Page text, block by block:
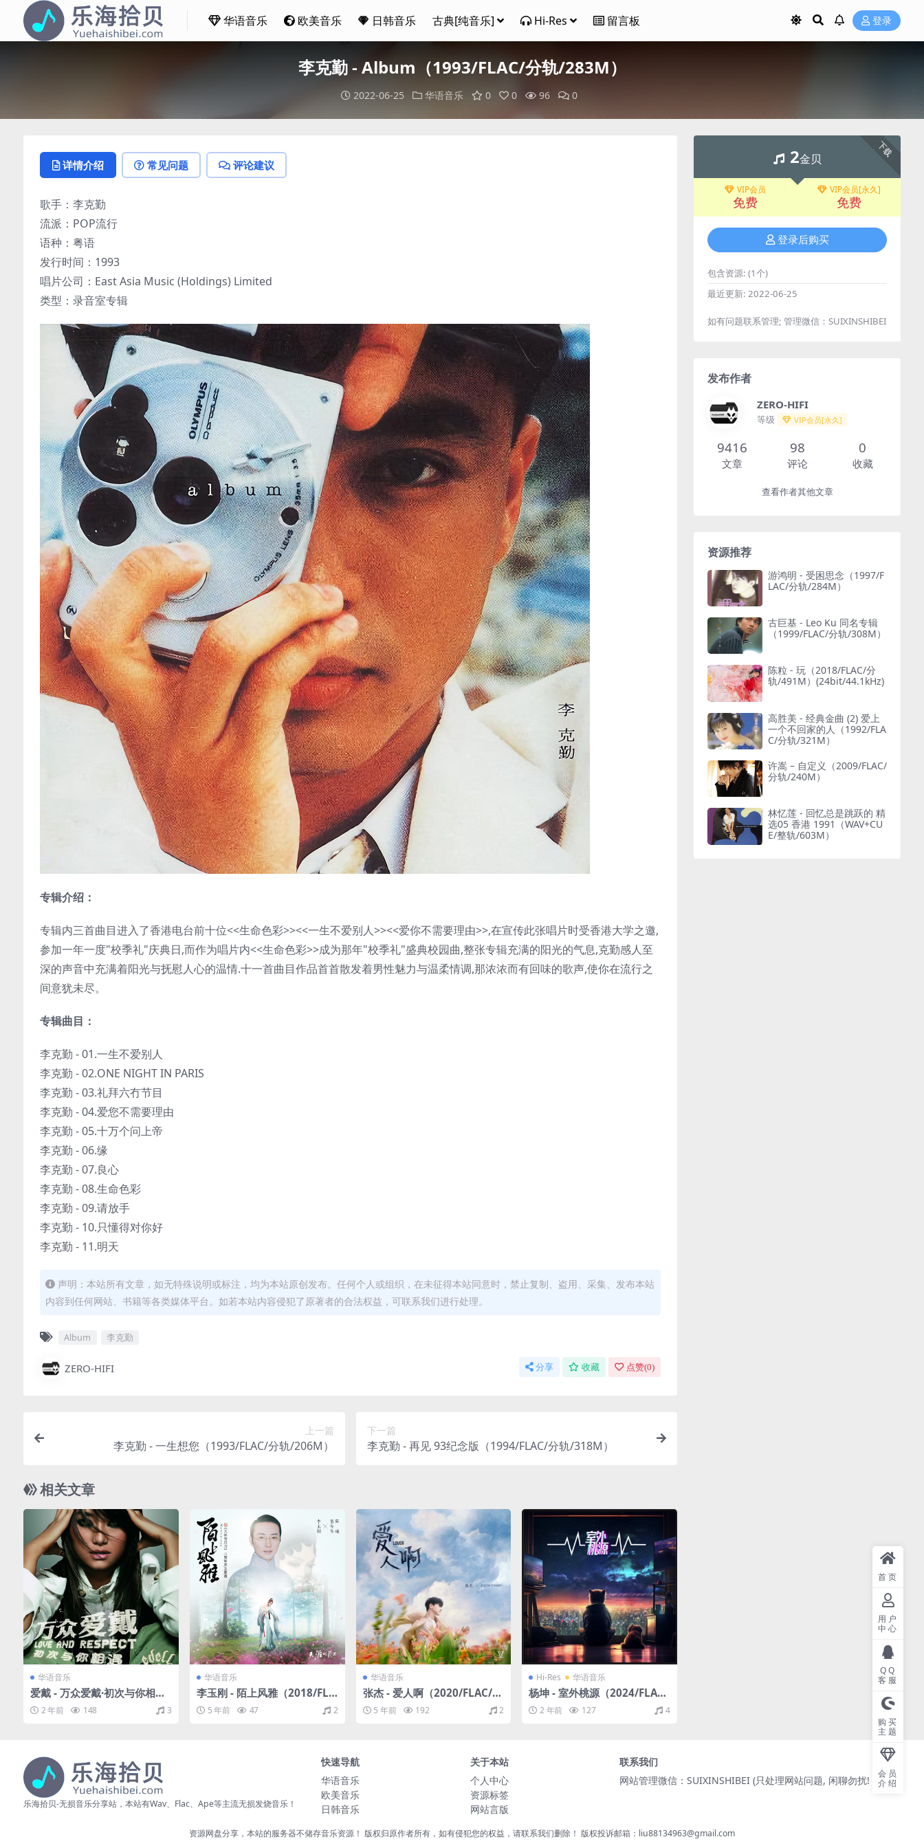
华语音乐 欧美音乐 日韩音乐 古典[纯音乐] Hi-Res 留言板 登录
李克勤 - Album（1993/FLAC/分轨/283M）
2022-06-25 华语音乐 0 0 96 0
详情介绍 常见问题 评论建议
歌手：李克勤
流派：POP流行
语种：粤语
发行时间：1993
唱片公司：East Asia Music (Holdings) Limited
类型：录音室专辑
专辑介绍：
专辑内三首曲目进入了香港电台前十位<<生命色彩>><<一生不爱别人>><<爱你不需要理由>>,在宣传此张唱片时受香港大学之邀,
参加一年一度"校季礼"庆典日,而作为唱片内<<生命色彩>>成为那年"校季礼"盛典校园曲,整张专辑充满的阳光的气息,克勤感人至
深的声音中充满着阳光与抚慰人心的温情.十一首曲目作品首首散发着男性魅力与温柔情调,那浓浓而有回味的歌声,使你在流行之
间意犹未尽。
专辑曲目：
李克勤 - 01.一生不爱别人
李克勤 - 02.ONE NIGHT IN PARIS
李克勤 - 03.礼拜六冇节目
李克勤 - 04.爱您不需要理由
李克勤 - 05.十万个问上帝
李克勤 - 06.缘
李克勤 - 07.良心
李克勤 - 08.生命色彩
李克勤 - 09.请放手
李克勤 - 10.只懂得对你好
李克勤 - 11.明天
声明：本站所有文章，如无特殊说明或标注，均为本站原创发布。任何个人或组织，在未征得本站同意时，禁止复制、盗用、采集、发布本站
内容到任何网站、书籍等各类媒体平台。如若本站内容侵犯了原著者的合法权益，可联系我们进行处理。
Album 李克勤
ZERO-HIFI 分享 收藏 点赞(0)
上一篇
李克勤 - 一生想您（1993/FLAC/分轨/206M）
下一篇
李克勤 - 再见 93纪念版（1994/FLAC/分轨/318M）
相关文章
华语音乐
爱戴 - 万众爱戴·初次与你相遇
（2006/FLAC/分轨/288M）
2 年前 148 3
华语音乐
李玉刚 - 陌上风雅（2018/FLA
C/Single分轨/67.8M）
5 年前 47 2
华语音乐
张杰 - 爱人啊（2020/FLAC/E
P分轨/72M）
5 年前 192 2
Hi-Res 华语音乐
杨坤 - 室外桃源（2024/FLAC/
分轨/509M）(24bit/48kHz)
2 年前 127 4
下载
2金贝
VIP会员
免费
VIP会员[永久]
免费
登录后购买
包含资源: (1个)
最近更新: 2022-06-25
如有问题联系管理; 管理微信：SUIXINSHIBEI
发布作者
ZERO-HIFI
等级 VIP会员[永久]
9416
文章
98
评论
0
收藏
查看作者其他文章
资源推荐
游鸿明 - 受困思念（1997/F
LAC/分轨/284M）
古巨基 - Leo Ku 同名专辑
（1999/FLAC/分轨/308M）
陈粒 - 玩（2018/FLAC/分
轨/491M）(24bit/44.1kHz)
高胜美 - 经典金曲 (2) 爱上
一个不回家的人（1992/FLA
C/分轨/321M）
许嵩 – 自定义（2009/FLAC/
分轨/240M）
林忆莲 - 回忆总是跳跃的 精
选05 香港 1991（WAV+CU
E/整轨/603M）
乐海拾贝-无损音乐分享站，本站有Wav、Flac、Ape等主流无损发烧音乐！
快速导航
华语音乐
欧美音乐
日韩音乐
关于本站
个人中心
资源标签
网站言版
联系我们
网站管理微信：SUIXINSHIBEI (只处理网站问题, 闲聊勿扰! )
资源网盘分享，本站的服务器不储存音乐资源！ 版权归原作者所有，如有侵犯您的权益，请联系我们删除！ 版权投诉邮箱：liu88134963@gmail.com
首页
用户
中心
QQ
客服
购买
主题
会员
介绍